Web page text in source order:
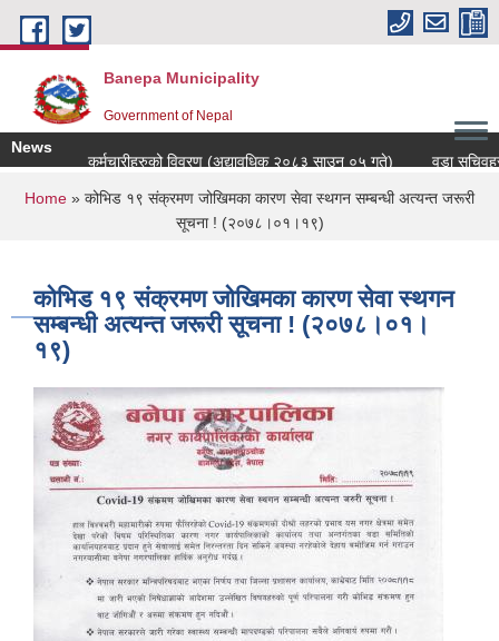
Skip to main content
Banepa Municipality
Government of Nepal
News
कर्मचारीहरुको विवरण (अद्यावधिक २०८३ साउन ०५ गते)
वडा
You are here
Home » कोभिड १९ संक्रमण जोखिमका कारण सेवा स्थगन सम्बन्धी अत्यन्त जरूरी
सूचना ! (२०७८।०१।१९)
कोभिड १९ संक्रमण जोखिमका कारण सेवा स्थगन
सम्बन्धी अत्यन्त जरूरी सूचना ! (२०७८।०१।
१९)